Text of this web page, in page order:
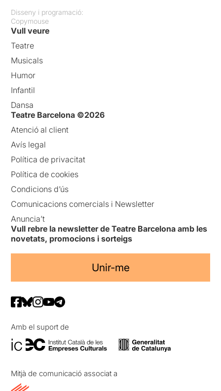
Disseny i programació:
Copymouse
Vull veure
Teatre
Musicals
Humor
Infantil
Dansa
Teatre Barcelona ©2026
Atenció al client
Avís legal
Política de privacitat
Política de cookies
Condicions d’ús
Comunicacions comercials i Newsletter
Anuncia’t
Vull rebre la newsletter de Teatre Barcelona amb les
novetats, promocions i sorteigs
Unir-me
Amb el suport de
Mitjà de comunicació associat a